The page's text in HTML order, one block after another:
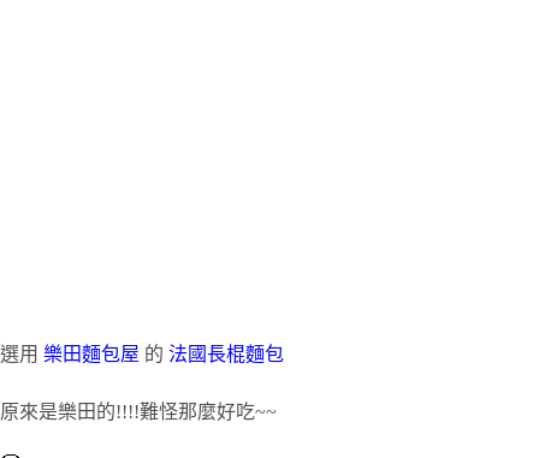
選用 樂田麵包屋 的 法國長棍麵包
原來是樂田的!!!!難怪那麼好吃~~